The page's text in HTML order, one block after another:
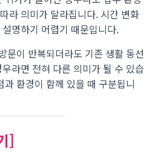
라 의미가 달라집니다. 시간 변화
명하기 어렵기 때문입니다.
문이 반복되더라도 기존 생활 동선
라면 전혀 다른 의미가 될 수 있습
환경이 함께 있을 때 구분됩니
]